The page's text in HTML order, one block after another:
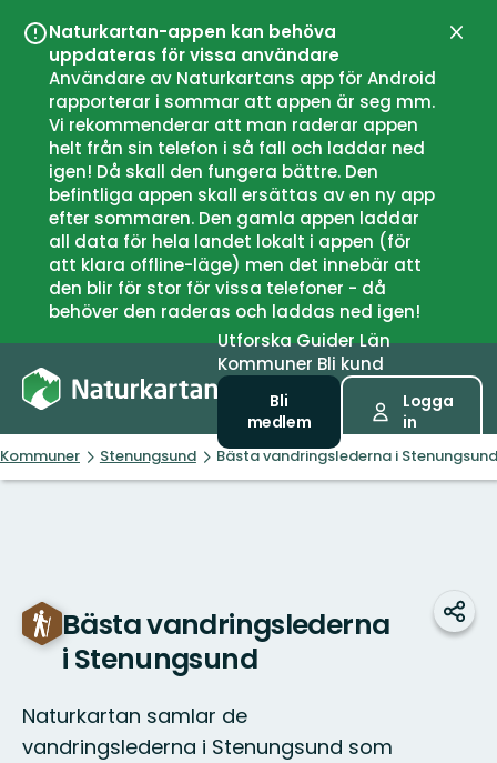
Naturkartan-appen kan behöva
uppdateras för vissa användare
Användare av Naturkartans app för Android
rapporterar i sommar att appen är seg mm.
Vi rekommenderar att man raderar appen
helt från sin telefon i så fall och laddar ned
igen! Då skall den fungera bättre. Den
befintliga appen skall ersättas av en ny app
efter sommaren. Den gamla appen laddar
all data för hela landet lokalt i appen (för
att klara offline-läge) men det innebär att
den blir för stor för vissa telefoner - då
behöver den raderas och laddas ned igen!
UtforskaGuiderLän
Kommuner Bli kund
Bli
medlem
Logga
in
Kommuner Stenungsund Bästa vandringslederna i Stenungsund
Bästa vandringslederna
i Stenungsund
Naturkartan samlar de
vandringslederna i Stenungsund som
Dela